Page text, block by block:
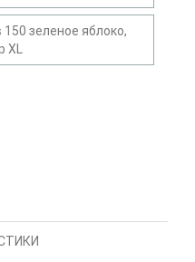
зеленое яблоко,